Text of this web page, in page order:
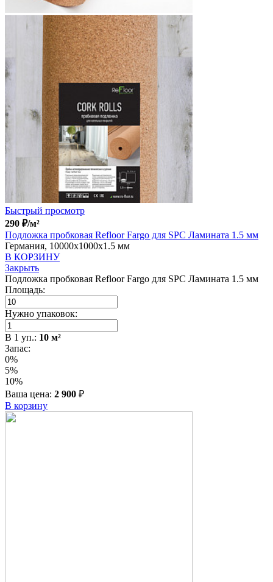
Быстрый просмотр
290 ₽/м²
Подложка пробковая Refloor Fargo для SPC Ламината 1.5 мм
Германия, 10000x1000x1.5 мм
В КОРЗИНУ
Закрыть
Подложка пробковая Refloor Fargo для SPC Ламината 1.5 мм
Площадь:
Нужно упаковок:
В 1 уп.: 10 м²
Запас:
0%
5%
10%
Ваша цена: 2 900 ₽
В корзину